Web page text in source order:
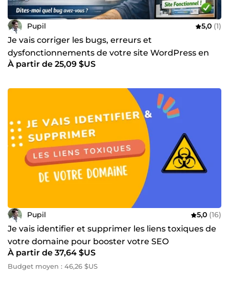
Pupil 5,0 (1)
Je vais corriger les bugs, erreurs et
dysfonctionnements de votre site WordPress en
24h
À partir de 25,09 $US
Pupil 5,0 (16)
Je vais identifier et supprimer les liens toxiques de
votre domaine pour booster votre SEO
À partir de 37,64 $US
Budget moyen : 46,26 $US